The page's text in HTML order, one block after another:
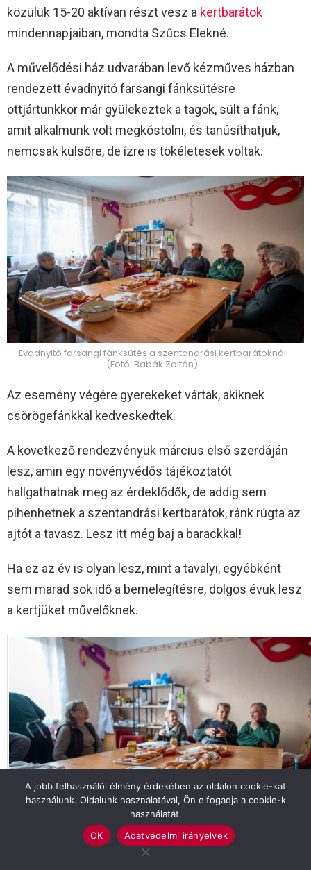
közülük 15-20 aktívan részt vesz a kertbarátok
mindennapjaiban, mondta Szűcs Elekné.
A művelődési ház udvarában levő kézműves házban
rendezett évadnyitó farsangi fánksütésre
ottjártunkkor már gyülekeztek a tagok, sült a fánk,
amit alkalmunk volt megkóstolni, és tanúsíthatjuk,
nemcsak külsőre, de ízre is tökéletesek voltak.
Évadnyitó farsangi fánksütés a szentandrási kertbarátoknál
(Fotó: Babák Zoltán)
Az esemény végére gyerekeket vártak, akiknek
csörögefánkkal kedveskedtek.
A következő rendezvényük március első szerdáján
lesz, amin egy növényvédős tájékoztatót
hallgathatnak meg az érdeklődők, de addig sem
pihenhetnek a szentandrási kertbarátok, ránk rúgta az
ajtót a tavasz. Lesz itt még baj a barackkal!
Ha ez az év is olyan lesz, mint a tavalyi, egyébként
sem marad sok idő a bemelegítésre, dolgos évük lesz
a kertjüket művelőknek.
A jobb felhasználói élmény érdekében az oldalon cookie-kat
használunk. Oldalunk használatával, Ön elfogadja a cookie-k
használatát.
OK
Adatvédelmi irányelvek